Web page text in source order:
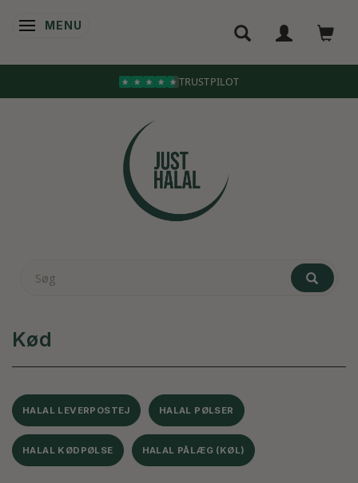
SKIFTE NAVIGATION
MENU
TRUSTPILOT
Kød
HALAL LEVERPOSTEJ HALAL PØLSER
HALAL KØDPØLSE HALAL PÅLÆG (KØL)